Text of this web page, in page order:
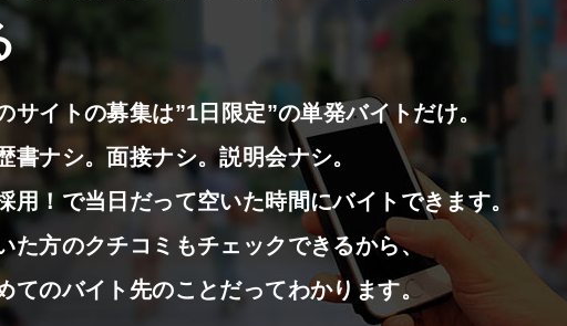
サイトの募集は”1日限定”の単発バイトだけ。
書ナシ。面接ナシ。説明会ナシ。
用！で当日だって空いた時間にバイトできます。
た方のクチコミもチェックできるから、
てのバイト先のことだってわかります。